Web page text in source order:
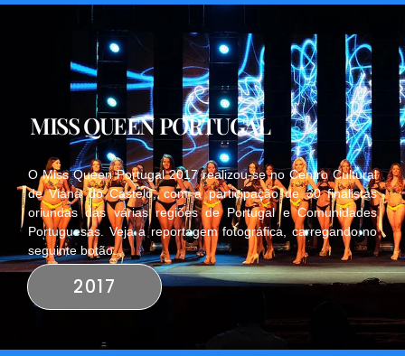
MISS QUEEN PORTUGAL
O Miss Queen Portugal 2017 realizou-se no Centro Cultural
de Viana do Castelo, com a participação de 30 finalistas
oriundas das várias regiões de Portugal e Comunidades
Portuguesas. Veja a reportagem fotográfica, carregando no
seguinte botão.
2017